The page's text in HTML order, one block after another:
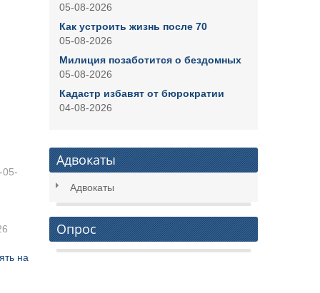
05-
на
05-08-2026
Как устроить жизнь после 70
05-08-2026
Милиция позаботится о бездомных
05-08-2026
Кадастр избавят от бюрократии
04-08-2026
Адвокаты
Адвокаты
Опрос